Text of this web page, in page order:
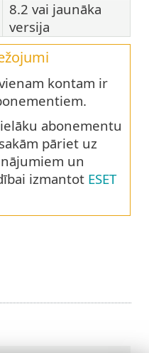
8.2 vai jaunāka
versija
kontam ir
abonementu
pāriet uz
un
izmantot ESET